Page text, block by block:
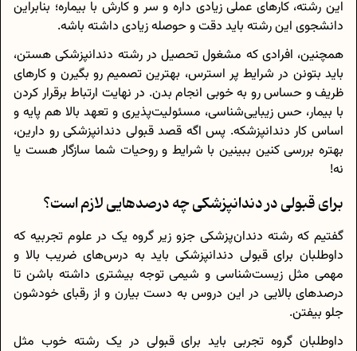
این رشته، کارهای عملی زیادی داره و سر و کارش با بیماره؛ بنابراین
دانشجوی این رشته باید دقت و حوصله زیادی داشته باشه.
همچنین، افرادی که مشغول تحصیل در رشته دندانپزشکی هستن،
باید بتونن در شرایط پر استرس، بهترین تصمیم رو بگیرن و کارهای
ظریف و حساس رو به خوبی انجام بدن. در نهایت ارتباط برقرار کردن
با بیمار، حس زیبایی‌شناسی، مسئولیت‌پذیری و تعهد بالا هم پایه و
اساس کار دندانپزشکه. پس اگه قصد قبولی‌ دندانپزشکی رو دارین،
بهتره بررسی کنین ببینین با شرایط و روحیات شما سازگار هست یا
نه!
برای قبولی در دندانپزشکی چه درصدهایی لازم است؟
گفتیم که رشته دندان‌پزشکی جزو زیر گروه یک در علوم تجربیه که
داوطلبان برای قبولی‌ دندانپزشکی باید به درس‌های ضریب بالا و
مهمی مثل زیست‌شناسی و شیمی توجه بیشتری داشته باشن تا
درصدهای بالایی در این دروس به دست بیارن و از رقبای خودشون
جلو بیفتن.
داوطلبان گروه تجربی باید برای قبولی در یک رشته خوب مثل